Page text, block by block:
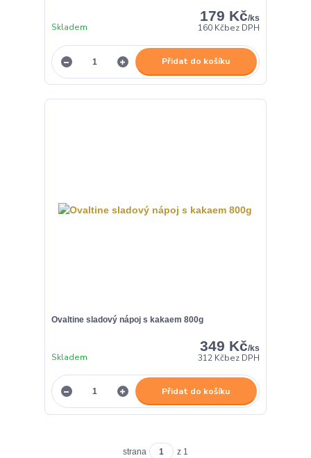
179 Kč/ks
160 Kčbez DPH
Skladem
Přidat do košíku
Ovaltine sladový nápoj s kakaem 800g
349 Kč/ks
312 Kčbez DPH
Skladem
Přidat do košíku
strana z 1